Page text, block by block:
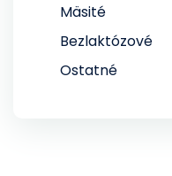
Mäsité
Bezlaktózové
Ostatné